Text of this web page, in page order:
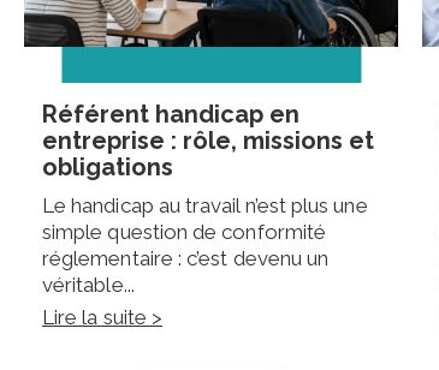
Référent handicap en
entreprise : rôle, missions et
obligations
Le handicap au travail n’est plus une
simple question de conformité
réglementaire : c’est devenu un
véritable...
Lire la suite >